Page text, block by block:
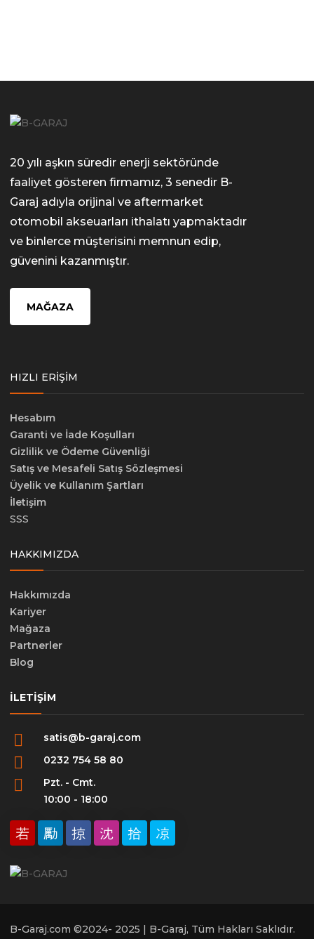
20 yılı aşkın süredir enerji sektöründe
faaliyet gösteren firmamız, 3 senedir B-
Garaj adıyla orijinal ve aftermarket
otomobil akseuarları ithalatı yapmaktadır
ve binlerce müşterisini memnun edip,
güvenini kazanmıştır.
MAĞAZA
HIZLI ERIŞIM
Hesabım
Garanti ve İade Koşulları
Gizlilik ve Ödeme Güvenliği
Satış ve Mesafeli Satış Sözleşmesi
Üyelik ve Kullanım Şartları
İletişim
SSS
HAKKIMIZDA
Hakkımızda
Kariyer
Mağaza
Partnerler
Blog
İLETIŞIM
satis@b-garaj.com
0232 754 58 80
Pzt. - Cmt.
10:00 - 18:00
B-Garaj.com ©2024- 2025 | B-Garaj, Tüm Hakları Saklıdır.